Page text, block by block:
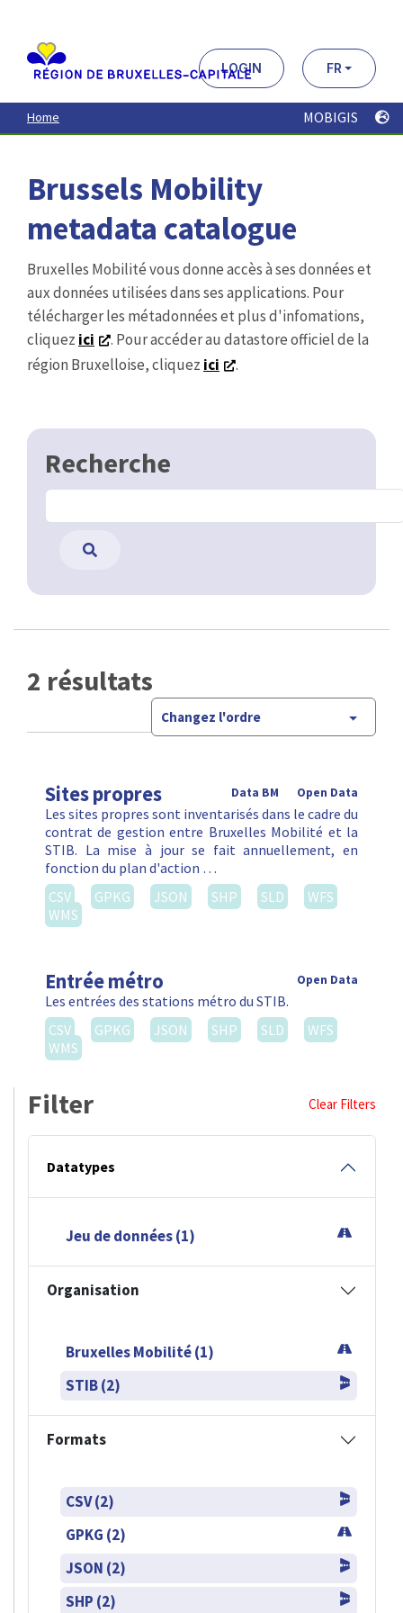
contenu
principal
LOGIN FR
Home MOBIGIS
Brussels Mobility
metadata catalogue
Bruxelles Mobilité vous donne accès à ses données et
aux données utilisées dans ses applications. Pour
télécharger les métadonnées et plus d'infomations,
cliquez ici
. Pour accéder au datastore officiel de la
région Bruxelloise, cliquez ici .
Recherche
2 résultats
Changez l'ordre
Sites propres Open Data
Data BM
Les sites propres sont inventarisés dans le cadre du
contrat de gestion entre Bruxelles Mobilité et la
STIB. La mise à jour se fait annuellement, en
fonction du plan d'action …
CSV
GPKG JSON SHP SLD
WFS
WMS
Entrée métro Open Data
Les entrées des stations métro du STIB.
CSV
GPKG JSON SHP SLD
WFS
WMS
Filter Clear Filters
Datatypes
Jeu de données (1)
Organisation
Bruxelles Mobilité (1)
STIB (2)
Formats
CSV (2)
GPKG (2)
JSON (2)
SHP (2)